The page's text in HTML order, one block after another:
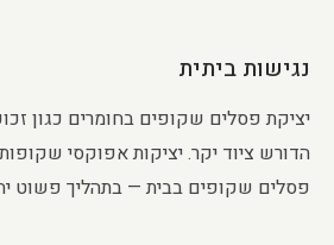
נגישות ביתית
יציקת פסלים שקופים בחומרים כגון
הדורש ציוד יקר. יציקות אפוקסי
פסלים שקופים בבית — בתהליך פשוט